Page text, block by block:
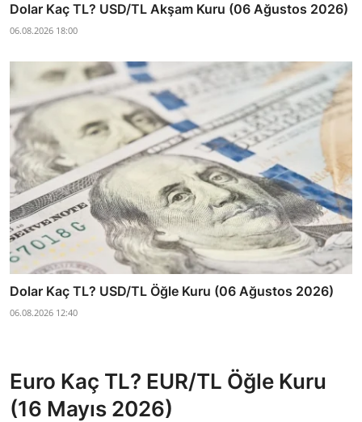
Dolar Kaç TL? USD/TL Akşam Kuru (06 Ağustos 2026)
06.08.2026 18:00
Dolar Kaç TL? USD/TL Öğle Kuru (06 Ağustos 2026)
06.08.2026 12:40
Euro Kaç TL? EUR/TL Öğle Kuru
(16 Mayıs 2026)